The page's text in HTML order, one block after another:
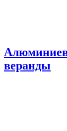
веранды